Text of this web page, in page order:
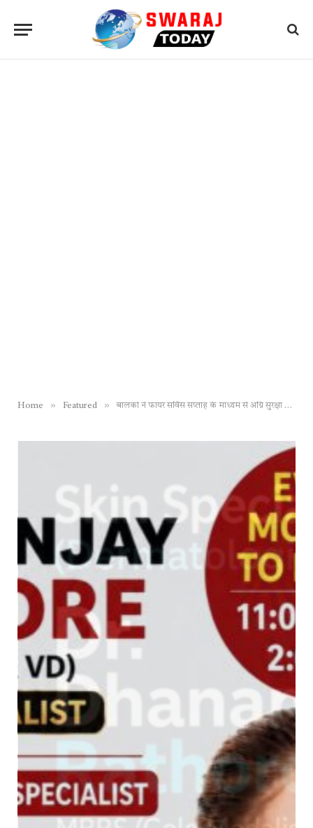
Home » Featured » बालको ने फायर सर्विस सप्ताह के माध्यम से अग्नि सुरक्षा जागरूकता को दिया बढ़ावा